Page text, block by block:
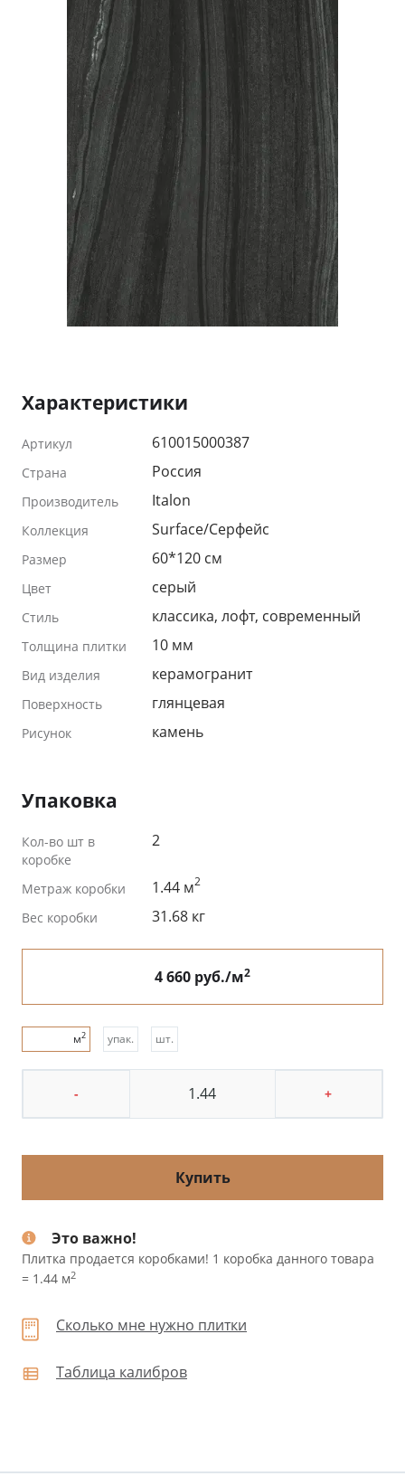
Характеристики
Артикул 610015000387
Страна Россия
Производитель Italon
Коллекция Surface/Серфейс
Размер 60*120 см
Цвет серый
Стиль классика, лофт, современный
Толщина плитки 10 мм
Вид изделия керамогранит
Поверхность глянцевая
Рисунок камень
Упаковка
Кол-во шт в
коробке
2
Метраж коробки 1.44 м2
Вес коробки 31.68 кг
4 660 руб./м2
м2 упак. шт.
- +
Купить
Это важно!
Плитка продается коробками! 1 коробка данного товара
= 1.44 м2
Сколько мне нужно плитки
Таблица калибров